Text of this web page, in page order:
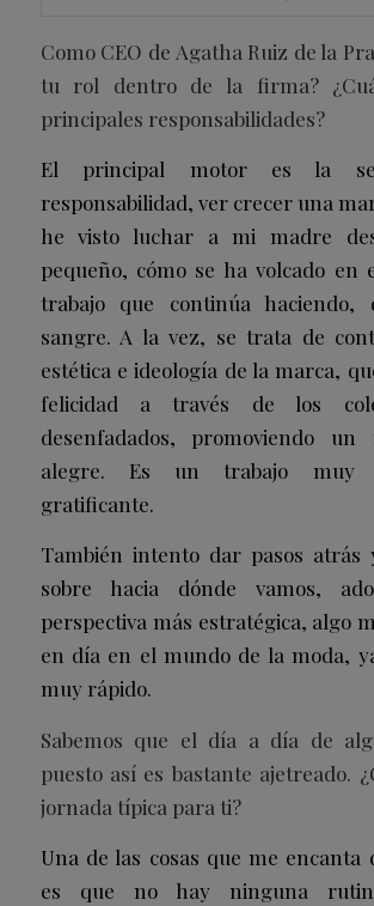
Como CEO de Agatha Ruiz de la
tu rol dentro de la firma?
principales responsabilidades?
El principal motor es la
responsabilidad, ver crecer una
he visto luchar a mi madre
pequeño, cómo se ha volcado en
trabajo que continúa haciendo,
sangre. A la vez, se trata de
estética e ideología de la marca,
felicidad a través de los
desenfadados, promoviendo un
alegre. Es un trabajo muy
gratificante.
También intento dar pasos atrás
sobre hacia dónde vamos,
perspectiva más estratégica, algo
en día en el mundo de la moda,
muy rápido.
Sabemos que el día a día de
puesto así es bastante ajetreado.
jornada típica para ti?
Una de las cosas que me encanta
es que no hay ninguna